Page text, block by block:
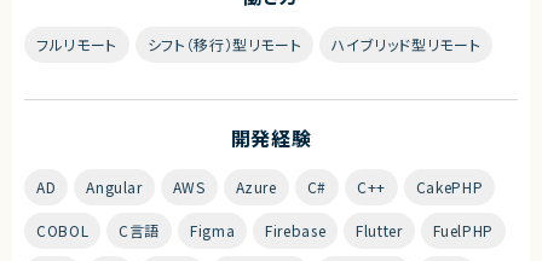
フルリモート シフト（移行）型リモート ハイブリッド型リモート
開発経験
AD Angular AWS Azure C# C++ CakePHP
COBOL C言語 Figma Firebase Flutter FuelPHP